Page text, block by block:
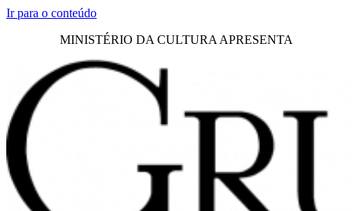
Ir para o conteúdo
MINISTÉRIO DA CULTURA APRESENTA